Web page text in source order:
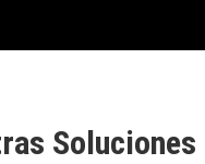
Soluciones